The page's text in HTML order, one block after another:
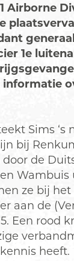
Airborne
1e
Sims ‘s
bij
de
Wambuis
ze bij het
aan de
Een rood
heeft.